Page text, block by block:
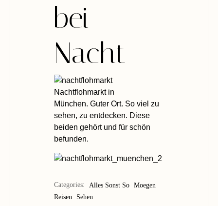
bei
Nacht
Nachtflohmarktin
München. Guter Ort. So viel zu
sehen, zu entdecken. Diese
beiden gehört und für schön
befunden.
Categories: Alles Sonst So Moegen
Reisen
Sehen